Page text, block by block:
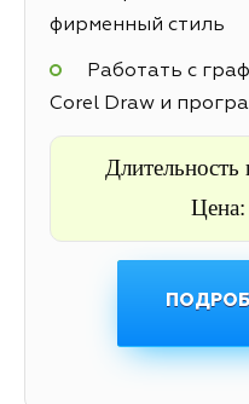
фирменный стиль
Работать с
Corel Draw и
Длительность
Цена: